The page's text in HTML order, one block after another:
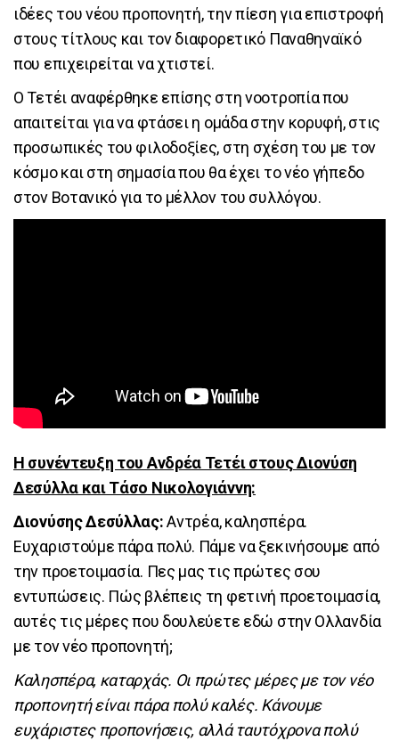
ιδέες του νέου προπονητή, την πίεση για επιστροφή
στους τίτλους και τον διαφορετικό Παναθηναϊκό
που επιχειρείται να χτιστεί.
Ο Τετέι αναφέρθηκε επίσης στη νοοτροπία που
απαιτείται για να φτάσει η ομάδα στην κορυφή, στις
προσωπικές του φιλοδοξίες, στη σχέση του με τον
κόσμο και στη σημασία που θα έχει το νέο γήπεδο
στον Βοτανικό για το μέλλον του συλλόγου.
Η συνέντευξη του Ανδρέα Τετέι στους Διονύση
Δεσύλλα και Τάσο Νικολογιάννη:
Διονύσης Δεσύλλας:Αντρέα, καλησπέρα.
Ευχαριστούμε πάρα πολύ. Πάμε να ξεκινήσουμε από
την προετοιμασία. Πες μας τις πρώτες σου
εντυπώσεις. Πώς βλέπεις τη φετινή προετοιμασία,
αυτές τις μέρες που δουλεύετε εδώ στην Ολλανδία
με τον νέο προπονητή;
Καλησπέρα, καταρχάς. Οι πρώτες μέρες με τον νέο
προπονητή είναι πάρα πολύ καλές. Κάνουμε
ευχάριστες προπονήσεις, αλλά ταυτόχρονα πολύ